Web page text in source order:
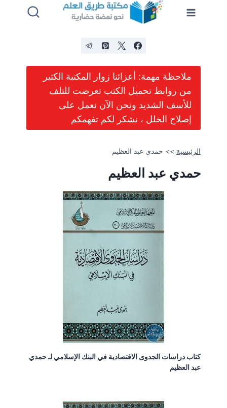
ملاحظة مهمة: أعزائنا زوار المكتبة الكثير
من روابط تحميل الكتب تعرضت للتلف
للأسف الشديد ونحن الآن نعمل على
إصلاح الخلل ، نشكر لكم تفهمكم
الرئيسية >> حمدي عبد العظيم
حمدي عبد العظيم
كتاب دراسات الجدوى الاقتصادية في البنك الإسلامي لـ حمدي
عبد العظيم